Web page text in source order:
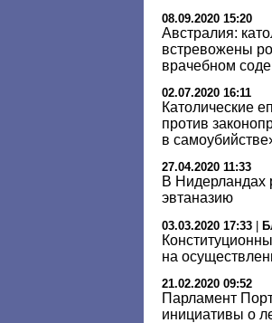
08.09.2020 15:20
Австралия:
встревожены
врачебном
02.07.2020 16:11
Католические
против
в
27.04.2020 11:33
В Нидерландах
эвтаназию
03.03.2020 17:33 |
на
21.02.2020 09:52
Парламент
инициативы о